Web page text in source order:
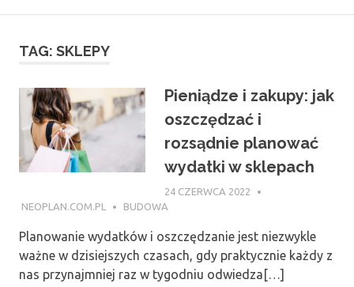
TAG: SKLEPY
Pieniądze i zakupy: jak
oszczędzać i
rozsądnie planować
wydatki w sklepach
24 CZERWCA 2022
NEOPLAN.COM.PL
BUDOWA
Planowanie wydatków i oszczędzanie jest niezwykle
ważne w dzisiejszych czasach, gdy praktycznie każdy z
nas przynajmniej raz w tygodniu odwiedza[…]